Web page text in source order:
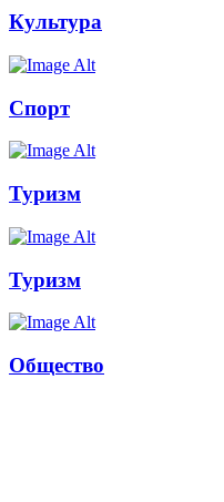
Культура
Спорт
Туризм
Туризм
Общество